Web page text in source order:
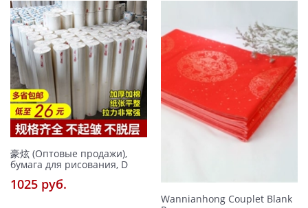
豪炫 (Оптовые продажи),
бумага для рисования, D
1025 pуб.
Wannianhong Couplet Blank